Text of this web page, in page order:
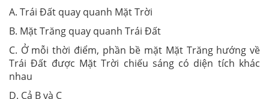
A. Trái Đất quay quanh Mặt Trời
B. Mặt Trăng quay quanh Trái Đất
C. Ở mỗi thời điểm, phần bề mặt Mặt Trăng hướng về
Trái Đất được Mặt Trời chiếu sáng có diện tích khác
nhau
D. Cả B và C